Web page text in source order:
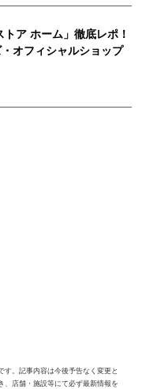
ア ホーム」徹底レポ！
オフィシャルショップ
。記事内容は今後予告なく変更と
、店舗・施設等にて必ず最新情報を